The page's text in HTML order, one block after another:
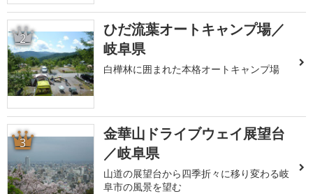
2
ひだ流葉オートキャンプ場／
岐阜県
白樺林に囲まれた本格オートキャンプ場
3
金華山ドライブウェイ展望台
／岐阜県
山道の展望台から四季折々に移り変わる岐
阜市の風景を望む